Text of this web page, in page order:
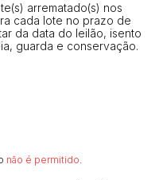
arrematado(s) nos
cada lote no prazo de
da data do leilão, isento
guarda e conservação.
não é permitido